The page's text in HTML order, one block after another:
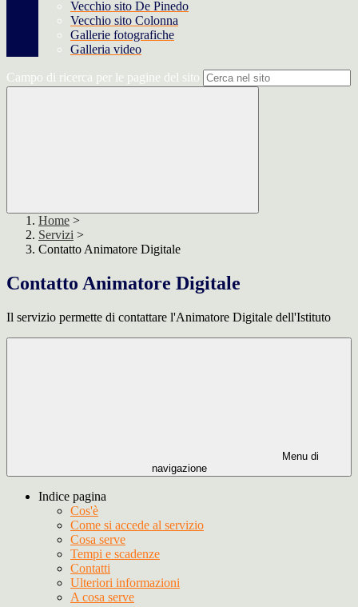
Vecchio sito De Pinedo
Vecchio sito Colonna
Gallerie fotografiche
Galleria video
Campo di ricerca per le pagine del sito
Home >
Servizi >
Contatto Animatore Digitale
Contatto Animatore Digitale
Il servizio permette di contattare l'Animatore Digitale dell'Istituto
Menu di
navigazione
Indice pagina
Cos'è
Come si accede al servizio
Cosa serve
Tempi e scadenze
Contatti
Ulteriori informazioni
A cosa serve